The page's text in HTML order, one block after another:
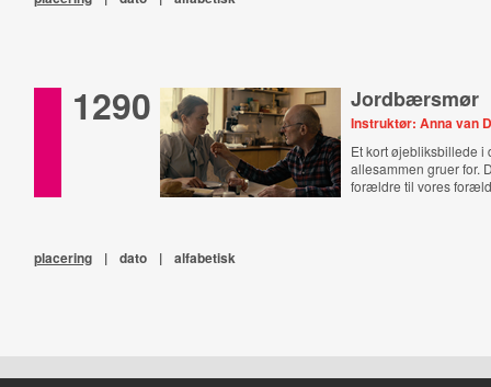
1290 Jordbærsmør
Instruktør: Anna van
Et kort øjebliksbillede i
allesammen gruer for.
forældre til vores
placering | dato | alfabetisk